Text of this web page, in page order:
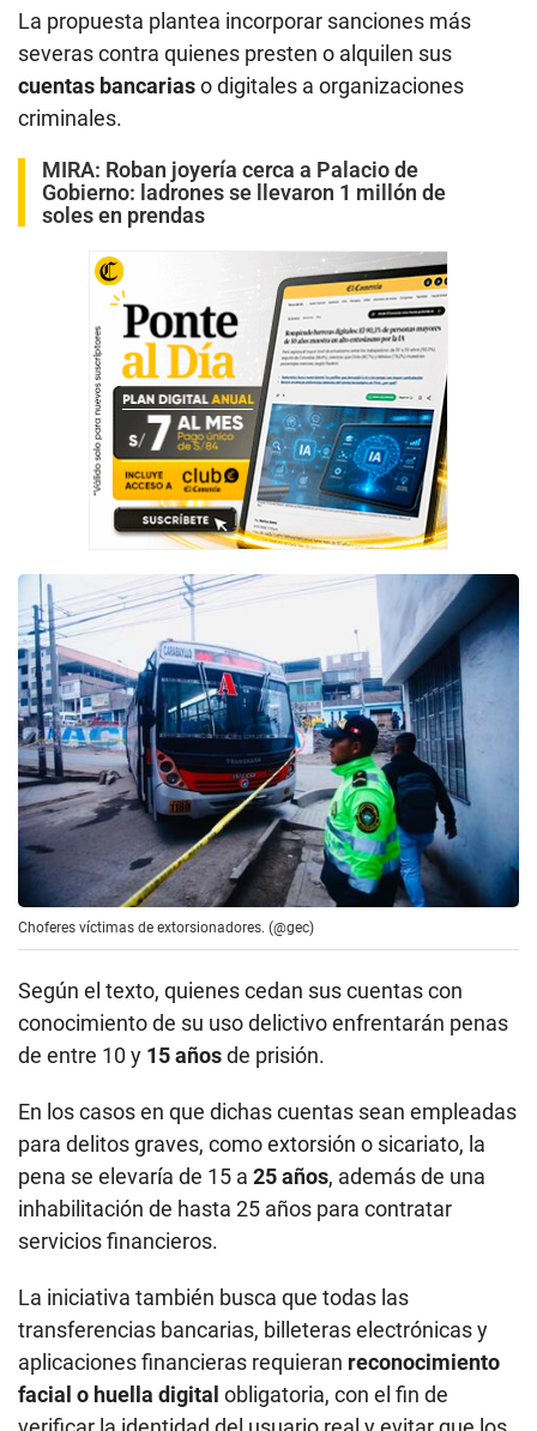
La propuesta plantea incorporar sanciones más
severas contra quienes presten o alquilen sus
cuentas bancariaso digitales a organizaciones
criminales.
MIRA: Roban joyería cerca a Palacio de
Gobierno: ladrones se llevaron 1 millón de
soles en prendas
Choferes víctimas de extorsionadores. (@gec)
Según el texto, quienes cedan sus cuentas con
conocimiento de su uso delictivo enfrentarán penas
de entre 10 y 15 añosde prisión.
En los casos en que dichas cuentas sean empleadas
para delitos graves, como extorsión o sicariato, la
pena se elevaría de 15 a 25 años, además de una
inhabilitación de hasta 25 años para contratar
servicios financieros.
La iniciativa también busca que todas las
transferencias bancarias, billeteras electrónicas y
aplicaciones financieras requieran reconocimiento
facial o huella digital obligatoria, con el fin de